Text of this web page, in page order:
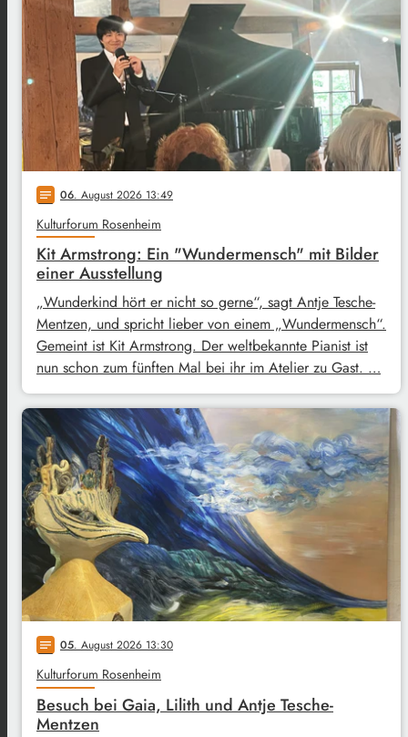
notes 06. August 2026 13:49
Kulturforum Rosenheim
Kit Armstrong: Ein "Wundermensch" mit Bilder
einer Ausstellung
„Wunderkind hört er nicht so gerne“, sagt Antje Tesche-
Mentzen, und spricht lieber von einem „Wundermensch“.
Gemeint ist Kit Armstrong. Der weltbekannte Pianist ist
nun schon zum fünften Mal bei ihr im Atelier zu Gast. …
notes 05. August 2026 13:30
Kulturforum Rosenheim
Besuch bei Gaia, Lilith und Antje Tesche-
Mentzen